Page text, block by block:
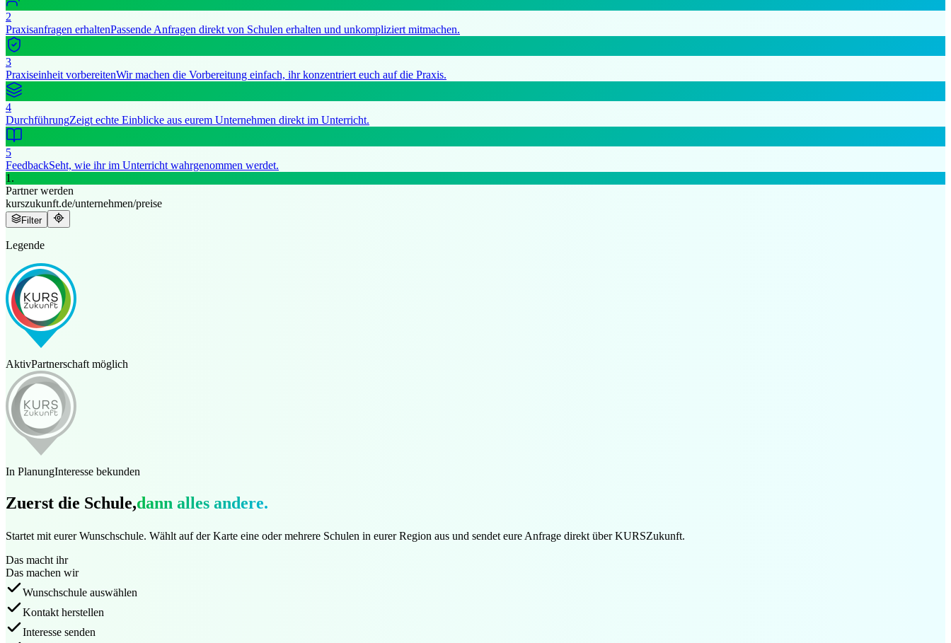
2
Praxisanfragen erhaltenPassende Anfragen direkt von Schulen erhalten und unkompliziert mitmachen.
3
Praxiseinheit vorbereitenWir machen die Vorbereitung einfach, ihr konzentriert euch auf die Praxis.
4
DurchführungZeigt echte Einblicke aus eurem Unternehmen direkt im Unterricht.
5
FeedbackSeht, wie ihr im Unterricht wahrgenommen werdet.
1.
Partner werden
kurszukunft.de/unternehmen/preise
Filter
Legende
AktivPartnerschaft möglich
In PlanungInteresse bekunden
Zuerst die Schule,dann alles andere.
Startet mit eurer Wunschschule. Wählt auf der Karte eine oder mehrere Schulen in eurer Region aus und sendet eure Anfrage direkt über KURSZukunft.
Das machtihr
Das machen wir
Wunschschule auswählen
Kontakt herstellen
Interesse senden